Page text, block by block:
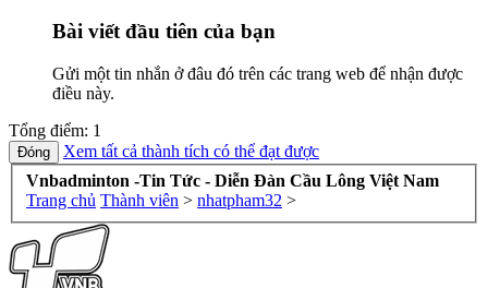
Bài viết đầu tiên của bạn
Gửi một tin nhắn ở đâu đó trên các trang web để nhận được
điều này.
Tổng điểm: 1
Xem tất cả thành tích có thể đạt được
Vnbadminton -Tin Tức - Diễn Đàn Cầu Lông Việt Nam
Trang chủ Thành viên > nhatpham32 >